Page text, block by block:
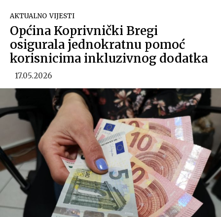
AKTUALNO VIJESTI
Općina Koprivnički Bregi
osigurala jednokratnu pomoć
korisnicima inkluzivnog dodatka
17.05.2026